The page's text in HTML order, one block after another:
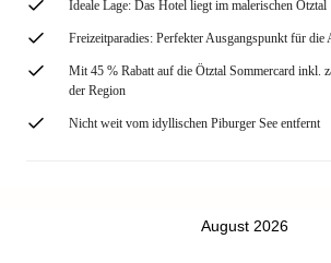
Ideale Lage: Das Hotel liegt im malerischen Ötztal
Freizeitparadies: Perfekter Ausgangspunkt für die
Mit 45 % Rabatt auf die Ötztal Sommercard inkl.
der Region
Nicht weit vom idyllischen Piburger See entfernt
August 2026